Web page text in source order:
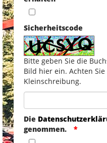
Sicherheitscode
Bitte geben Sie die
Bild hier ein. Achten
Kleinschreibung.
Die
genommen.